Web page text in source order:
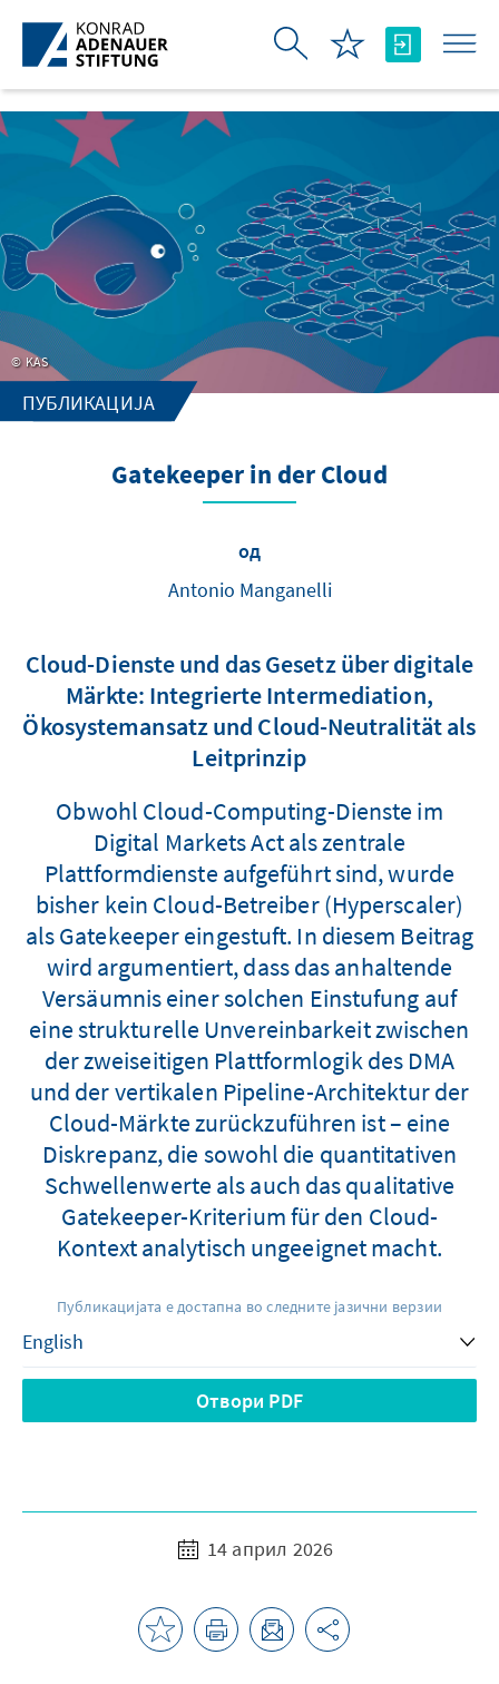
Skip to Main Content
KAS
ПУБЛИКАЦИЈА
Gatekeeper in der Cloud
од
Antonio Manganelli
Cloud-Dienste und das Gesetz über digitale
Märkte: Integrierte Intermediation,
Ökosystemansatz und Cloud-Neutralität als
Leitprinzip
Obwohl Cloud-Computing-Dienste im
Digital Markets Act als zentrale
Plattformdienste aufgeführt sind, wurde
bisher kein Cloud-Betreiber (Hyperscaler)
als Gatekeeper eingestuft. In diesem Beitrag
wird argumentiert, dass das anhaltende
Versäumnis einer solchen Einstufung auf
eine strukturelle Unvereinbarkeit zwischen
der zweiseitigen Plattformlogik des DMA
und der vertikalen Pipeline-Architektur der
Cloud-Märkte zurückzuführen ist – eine
Diskrepanz, die sowohl die quantitativen
Schwellenwerte als auch das qualitative
Gatekeeper-Kriterium für den Cloud-
Kontext analytisch ungeeignet macht.
Публикацијата е достапна во следните јазични верзии
Отвори PDF
14 април 2026